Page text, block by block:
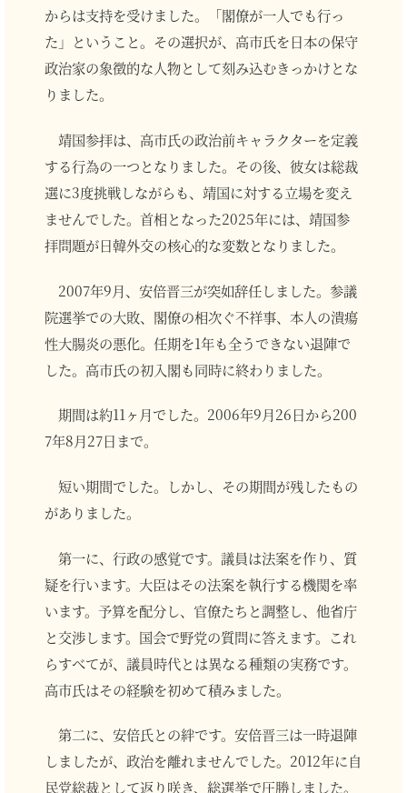
からは支持を受けました。「閣僚が一人でも行っ
た」ということ。その選択が、高市氏を日本の保守
政治家の象徴的な人物として刻み込むきっかけとな
りました。
靖国参拝は、高市氏の政治前キャラクターを定義
する行為の一つとなりました。その後、彼女は総裁
選に3度挑戦しながらも、靖国に対する立場を変え
ませんでした。首相となった2025年には、靖国参
拝問題が日韓外交の核心的な変数となりました。
2007年9月、安倍晋三が突如辞任しました。参議
院選挙での大敗、閣僚の相次ぐ不祥事、本人の潰瘍
性大腸炎の悪化。任期を1年も全うできない退陣で
した。高市氏の初入閣も同時に終わりました。
期間は約11ヶ月でした。2006年9月26日から200
7年8月27日まで。
短い期間でした。しかし、その期間が残したもの
がありました。
第一に、行政の感覚です。議員は法案を作り、質
疑を行います。大臣はその法案を執行する機関を率
います。予算を配分し、官僚たちと調整し、他省庁
と交渉します。国会で野党の質問に答えます。これ
らすべてが、議員時代とは異なる種類の実務です。
高市氏はその経験を初めて積みました。
第二に、安倍氏との絆です。安倍晋三は一時退陣
しましたが、政治を離れませんでした。2012年に自
民党総裁として返り咲き、総選挙で圧勝しました。